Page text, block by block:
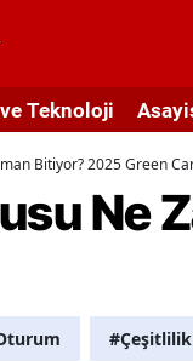
Teknoloji
Bitiyor? 2025 Green
Ne
#Çeşitlilik